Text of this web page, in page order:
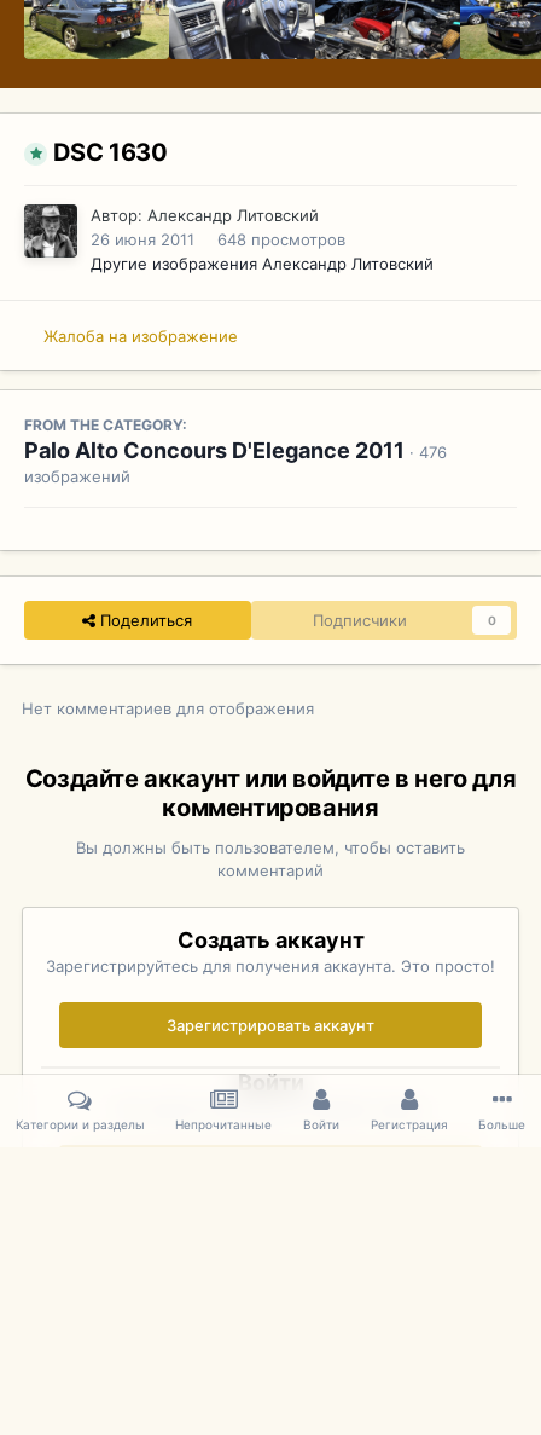
DSC 1630
Автор: Александр Литовский
26 июня 2011
648 просмотров
Другие изображения Александр Литовский
Жалоба на изображение
FROM THE CATEGORY:
Palo Alto Concours D'Elegance 2011 · 476
изображений
Поделиться Подписчики 0
Нет комментариев для отображения
Создайте аккаунт или войдите в него для
комментирования
Вы должны быть пользователем, чтобы оставить
комментарий
Создать аккаунт
Зарегистрируйтесь для получения аккаунта. Это просто!
Зарегистрировать аккаунт
Войти
Уже зарегистрированы? Войдите здесь.
Категории и разделы Непрочитанные Войти Регистрация Больше